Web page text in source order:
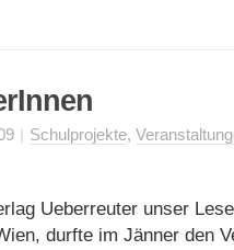
| Schulprojekte,
Ueberreuter unser
durfte im Jänner den